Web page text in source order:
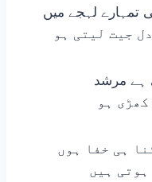
تمہارے لہجے میں
جیت لیتی ہو
ہے مرشد
ہو
ہی خفا ہوں
ہیں